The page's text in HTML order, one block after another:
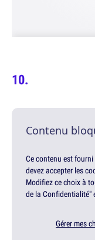
Contenu
Ce contenu est
devez accepter les
Modifiez ce choix à
de la Confidentialité"
Gérer mes